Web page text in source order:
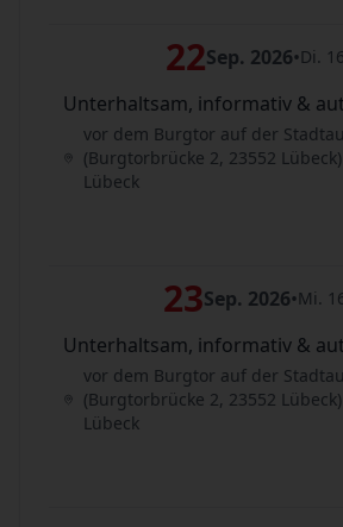
22Sep. 2026•Di.
Unterhaltsam, informativ &
vor dem Burgtor auf der
(Burgtorbrücke 2, 23552 Lübeck)
Lübeck
23Sep. 2026•Mi.
Unterhaltsam, informativ &
vor dem Burgtor auf der
(Burgtorbrücke 2, 23552 Lübeck)
Lübeck